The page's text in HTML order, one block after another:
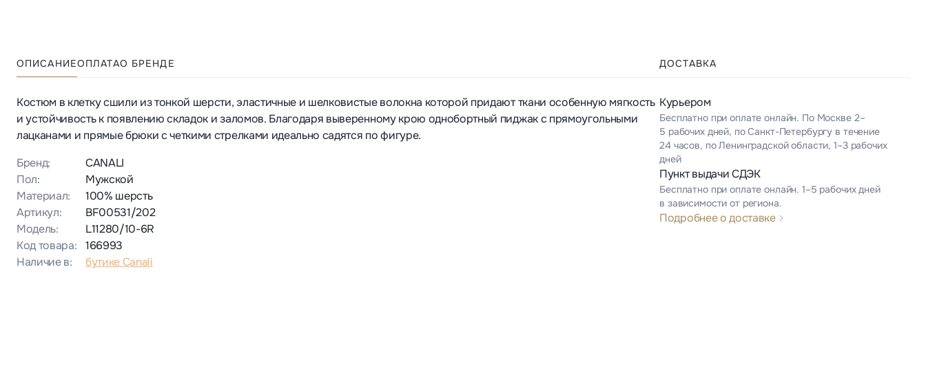
ОПИСАНИЕОПЛАТАО БРЕНДЕ
Костюм в клетку сшили из тонкой шерсти, эластичные и шелковистые волокна которой придают ткани особенную мягкость
и устойчивость к появлению складок и заломов. Благодаря выверенному крою однобортный пиджак с прямоугольными
лацканами и прямые брюки с четкими стрелками идеально садятся по фигуре.
Бренд:
CANALI
Пол:
Мужской
Материал:
100% шерсть
Артикул:
BF00531/202
Модель:
L11280/10-6R
Код товара:
166993
Наличие в:
бутике Canali
ДОСТАВКА
Курьером
Бесплатно при оплате онлайн. По Москве 2–
5 рабочих дней, по Санкт-Петербургу в течение
24 часов, по Ленинградской области, 1–3 рабочих
дней
Пункт выдачи СДЭК
Бесплатно при оплате онлайн. 1–5 рабочих дней
в зависимости от региона.
Подробнее о доставке